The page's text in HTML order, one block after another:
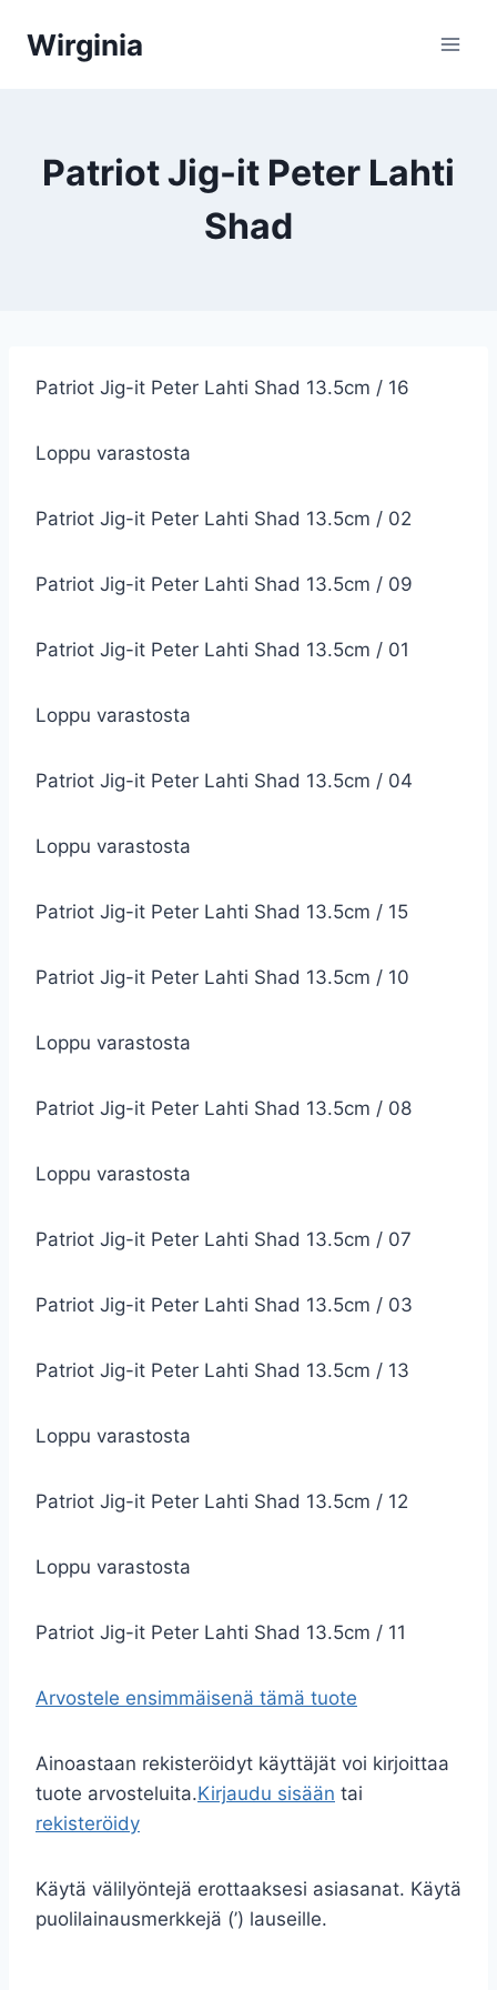
sisältöön
Wirginia
Patriot Jig-it Peter Lahti
Shad
Patriot Jig-it Peter Lahti Shad 13.5cm / 16
Loppu varastosta
Patriot Jig-it Peter Lahti Shad 13.5cm / 02
Patriot Jig-it Peter Lahti Shad 13.5cm / 09
Patriot Jig-it Peter Lahti Shad 13.5cm / 01
Loppu varastosta
Patriot Jig-it Peter Lahti Shad 13.5cm / 04
Loppu varastosta
Patriot Jig-it Peter Lahti Shad 13.5cm / 15
Patriot Jig-it Peter Lahti Shad 13.5cm / 10
Loppu varastosta
Patriot Jig-it Peter Lahti Shad 13.5cm / 08
Loppu varastosta
Patriot Jig-it Peter Lahti Shad 13.5cm / 07
Patriot Jig-it Peter Lahti Shad 13.5cm / 03
Patriot Jig-it Peter Lahti Shad 13.5cm / 13
Loppu varastosta
Patriot Jig-it Peter Lahti Shad 13.5cm / 12
Loppu varastosta
Patriot Jig-it Peter Lahti Shad 13.5cm / 11
Arvostele ensimmäisenä tämä tuote
Ainoastaan rekisteröidyt käyttäjät voi kirjoittaa
tuote arvosteluita.Kirjaudu sisään tai
rekisteröidy
Käytä välilyöntejä erottaaksesi asiasanat. Käytä
puolilainausmerkkejä (’) lauseille.